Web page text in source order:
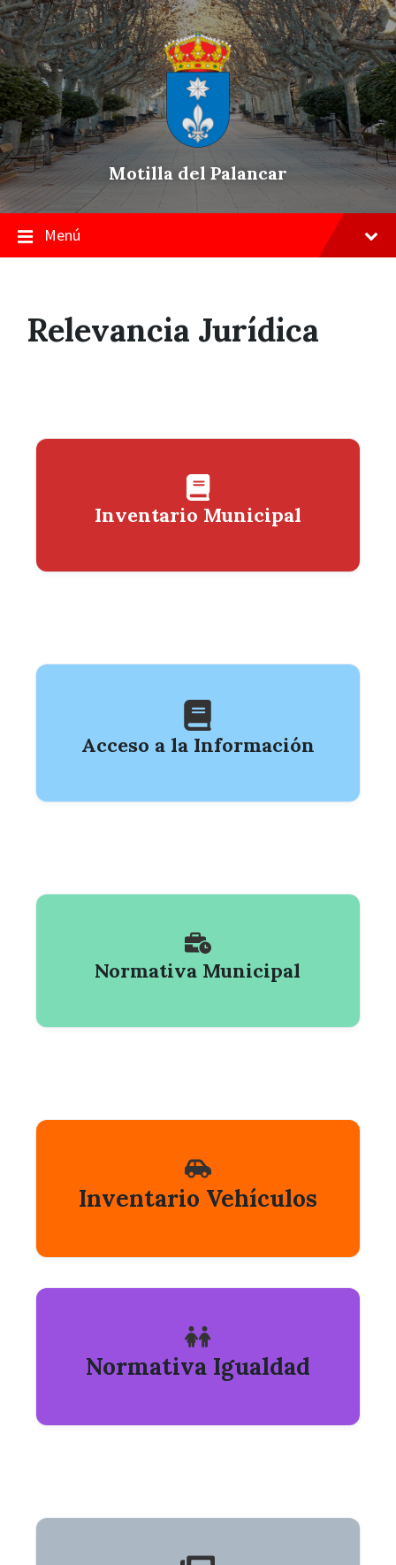
Skip
to
content
Saltar
a
la
navegación
principal
Saltar
a
pie
de
página
Motilla del Palancar
Menú
Relevancia Jurídica
Inventario Municipal
Acceso a la Información
Normativa Municipal
Inventario Vehículos
Normativa Igualdad